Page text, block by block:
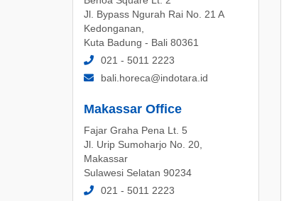
Jl. Bypass Ngurah Rai No. 21 A
Kedonganan,
Kuta Badung - Bali 80361
021 - 5011 2223
bali.horeca@indotara.id
Makassar Office
Fajar Graha Pena Lt. 5
Jl. Urip Sumoharjo No. 20,
Makassar
Sulawesi Selatan 90234
021 - 5011 2223